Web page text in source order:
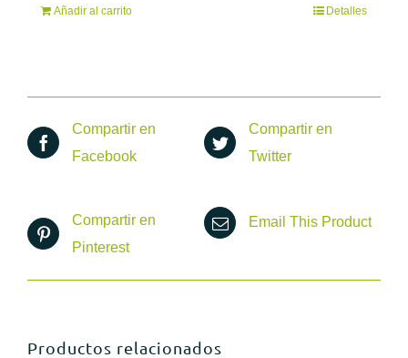
Añadir al carrito Detalles
Compartir en
Facebook
Compartir en
Twitter
Compartir en
Pinterest
Email This Product
Productos relacionados